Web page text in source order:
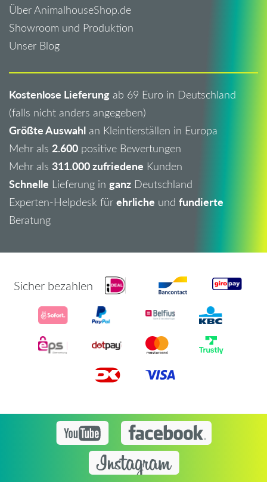
Über AnimalhouseShop.de
Showroom und Produktion
Unser Blog
Kostenlose Lieferung ab 69 Euro in Deutschland
(falls nicht anders angegeben)
Größte Auswahl an Kleintierställen in Europa
Mehr als 2.600 positive Bewertungen
Mehr als 311.000 zufriedene Kunden
Schnelle Lieferung in ganz Deutschland
Experten-Helpdesk für ehrliche und fundierte
Beratung
Sicher bezahlen